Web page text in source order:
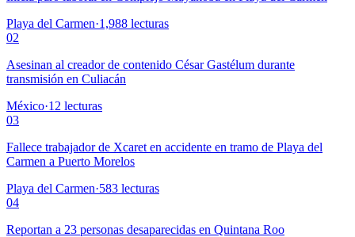
Playa del Carmen·1,988 lecturas
02
Asesinan al creador de contenido César Gastélum durante
transmisión en Culiacán
México·12 lecturas
03
Fallece trabajador de Xcaret en accidente en tramo de Playa del
Carmen a Puerto Morelos
Playa del Carmen·583 lecturas
04
Reportan a 23 personas desaparecidas en Quintana Roo